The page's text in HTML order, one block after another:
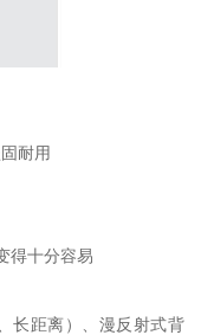
耐用
得十分容易
长距离）、漫反射式背